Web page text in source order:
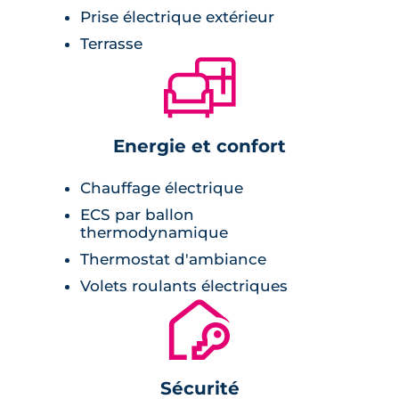
Prise électrique extérieur
Terrasse
🛋
Energie et confort
Chauffage électrique
ECS par ballon
thermodynamique
Thermostat d'ambiance
Volets roulants électriques
🔐
Sécurité